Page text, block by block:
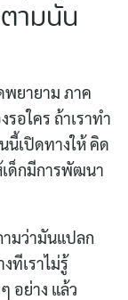
ามนั้น
พยายาม ภาค
รอใคร ถ้าเราทำ
นี้เปิดทางให้ คิด
เด็กมีการพัฒนา
มว่ามันแปลก
ทีเราไม่รู้
อย่าง แล้ว